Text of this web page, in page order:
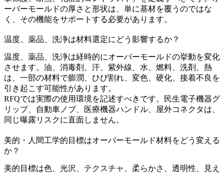
ーバーモールドの厚さと形状は、単に基材を覆うのではな
く、その機能をサポートする必要があります。
温度、薬品、洗浄は材料選定にどう影響するか？
温度、薬品、洗浄は経時的にオーバーモールドの挙動を変化
させます。油、消毒剤、汗、紫外線、水、燃料、洗剤、熱
は、一部の材料で膨潤、ひび割れ、変色、硬化、接着不良を
引き起こす可能性があります。
RFQでは実際の使用環境を記述すべきです。民生電子機器グ
リップ、自動車ノブ、医療機器ハンドル、屋外コネクタは、
同じ曝露リスクに直面しません。
美的・人間工学的目標はオーバーモールド材料をどう変える
か？
美的目標は色、光沢、テクスチャ、柔らかさ、透明性、見え